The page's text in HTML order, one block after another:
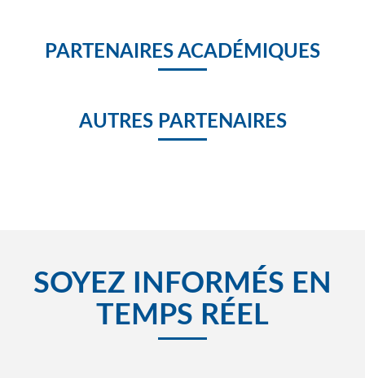
PARTENAIRES ACADÉMIQUES
AUTRES PARTENAIRES
SOYEZ INFORMÉS EN
TEMPS RÉEL